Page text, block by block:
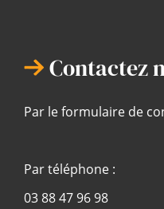
Contactez
Par le formulaire de
Par téléphone :
03 88 47 96 98